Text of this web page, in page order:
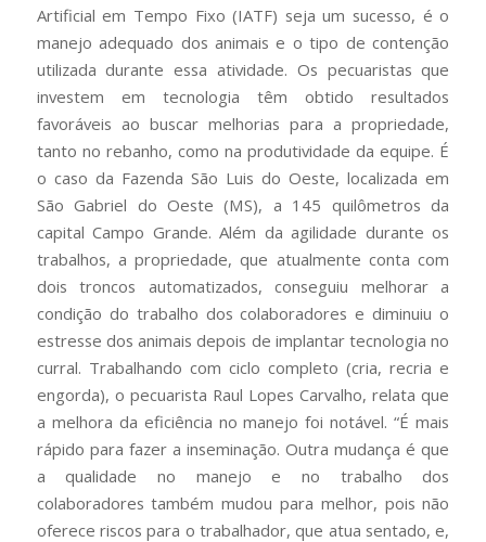
Artificial em Tempo Fixo (IATF) seja um sucesso, é o
manejo adequado dos animais e o tipo de contenção
utilizada durante essa atividade. Os pecuaristas que
investem em tecnologia têm obtido resultados
favoráveis ao buscar melhorias para a propriedade,
tanto no rebanho, como na produtividade da equipe. É
o caso da Fazenda São Luis do Oeste, localizada em
São Gabriel do Oeste (MS), a 145 quilômetros da
capital Campo Grande. Além da agilidade durante os
trabalhos, a propriedade, que atualmente conta com
dois troncos automatizados, conseguiu melhorar a
condição do trabalho dos colaboradores e diminuiu o
estresse dos animais depois de implantar tecnologia no
curral. Trabalhando com ciclo completo (cria, recria e
engorda), o pecuarista Raul Lopes Carvalho, relata que
a melhora da eficiência no manejo foi notável. “É mais
rápido para fazer a inseminação. Outra mudança é que
a qualidade no manejo e no trabalho dos
colaboradores também mudou para melhor, pois não
oferece riscos para o trabalhador, que atua sentado, e,